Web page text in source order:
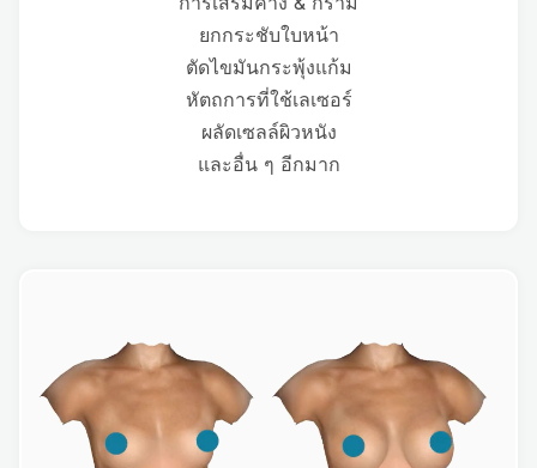
ยกกระชับใบหน้า
ตัดไขมันกระพุ้งแก้ม
หัตถการที่ใช้เลเซอร์
ผลัดเซลล์ผิวหนัง
และอื่น ๆ อีกมาก